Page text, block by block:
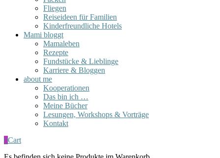
Fliegen
Reiseideen für Familien
Kinderfreundliche Hotels
Mami bloggt
Mamaleben
Rezepte
Fundstücke & Lieblinge
Karriere & Bloggen
about me
Kooperationen
Das bin ich …
Meine Bücher
Lesungen, Workshops & Vorträge
Kontakt
0Cart